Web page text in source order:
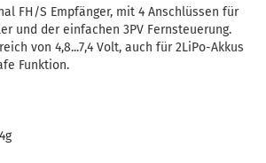
FH/S Empfänger, mit 4 Anschlüssen für
und der einfachen 3PV Fernsteuerung.
von 4,8...7,4 Volt, auch für 2LiPo-Akkus
Funktion.